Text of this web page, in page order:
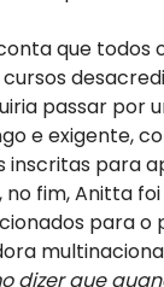
que todos
passar por
e exigente,
inscritas para
no fim, Anitta
para o
dizer que